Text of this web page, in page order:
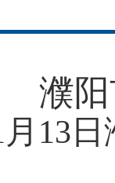
濮
月13